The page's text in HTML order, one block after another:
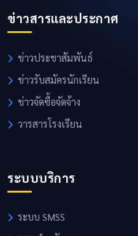
ข่าวสารและประกาศ
ข่าวประชาสัมพันธ์
ข่าวรับสมัครนักเรียน
ข่าวจัดซื้อจัดจ้าง
วารสารโรงเรียน
ระบบบริการ
ระบบ SMSS